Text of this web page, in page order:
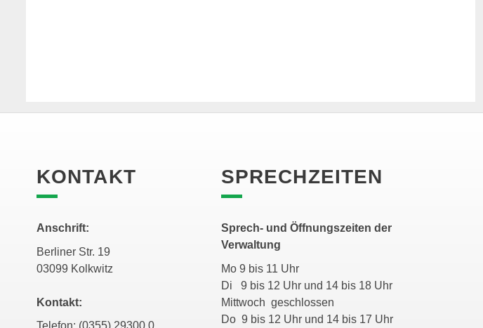
KONTAKT
Anschrift:
Berliner Str. 19
03099 Kolkwitz
Kontakt:
SPRECHZEITEN
Sprech- und Öffnungszeiten der
Verwaltung
Mo 9 bis 11 Uhr
Di 9 bis 12 Uhr und 14 bis 18 Uhr
Mittwoch geschlossen
Do 9 bis 12 Uhr und 14 bis 17 Uhr